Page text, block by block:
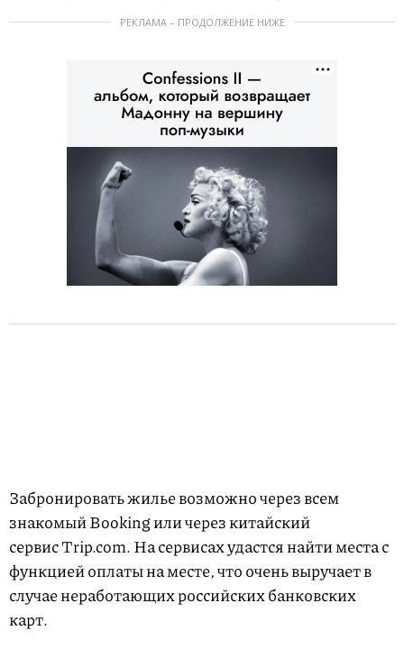
РЕКЛАМА – ПРОДОЛЖЕНИЕ НИЖЕ
Забронировать жилье возможно через всем
знакомый Booking или через китайский
сервис Trip.com. На сервисах удастся найти места с
функцией оплаты на месте, что очень выручает в
случае неработающих российских банковских
карт.